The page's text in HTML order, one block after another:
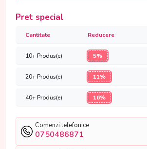
Pret special
Cantitate Reducere
10+ Produs(e) 5%
20+ Produs(e) 11%
40+ Produs(e) 16%
Comenzi telefonice
0750486871